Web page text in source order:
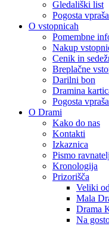
Gledališki list
Pogosta
O vstopnicah
Pomembne
Nakup
Cenik in
Breplačne
Darilni bon
Dramina
Pogosta
O Drami
Kako do nas
Kontakti
Izkaznica
Pismo
Kronologija
Prizorišča
Veliki
Mala
Drama
Na